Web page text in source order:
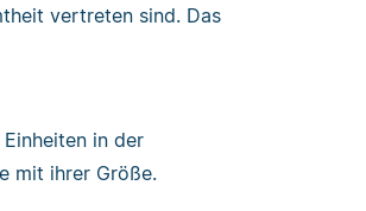
vertreten sind. Das
in der
mit ihrer Größe.